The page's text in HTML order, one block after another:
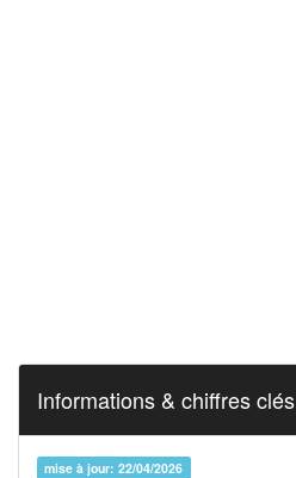
Informations & chiffres clés
mise à jour: 22/04/2026